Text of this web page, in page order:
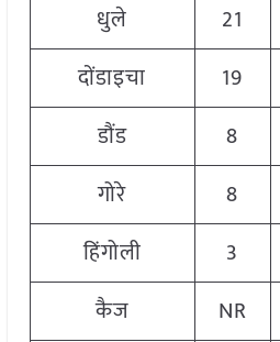
धुले
21
दोंडाइचा
19
डौंड
8
गोरे
8
हिंगोली
3
कैज
NR